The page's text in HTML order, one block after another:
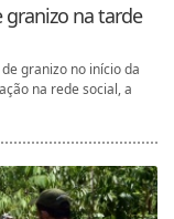
granizo na tarde
granizo no início da
na rede social, a